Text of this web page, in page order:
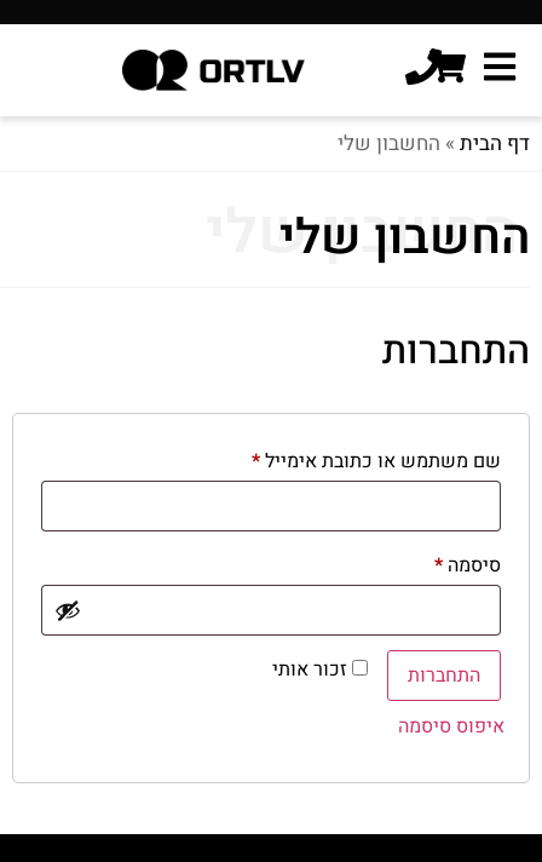
דף הבית » החשבון שלי
החשבון שלי
החשבון שלי
התחברות
שם משתמש או כתובת אימייל*
סיסמה *
זכור אותי
התחברות
איפוס סיסמה